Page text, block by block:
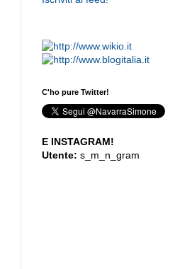
C'ho pure Twitter!
E INSTAGRAM!
Utente: s_m_n_gram